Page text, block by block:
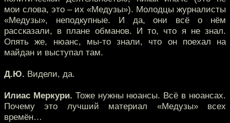
мои слова, это – их «Медузы»). Молодцы журналисты
«Медузы», неподкупные. И да, они всё о нём
рассказали, в плане обманов. И то, что я не знал.
Опять же, нюанс, мы-то знали, что он поехал на
майдан и выступал там.
Д.Ю. Видели, да.
Илиас Меркури. Тоже нужны нюансы. Всё в нюансах.
Почему это лучший материал «Медузы» всех
времён…